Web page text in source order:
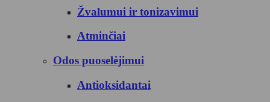
Žvalumui ir tonizavimui
Atminčiai
Odos puoselėjimui
Antioksidantai